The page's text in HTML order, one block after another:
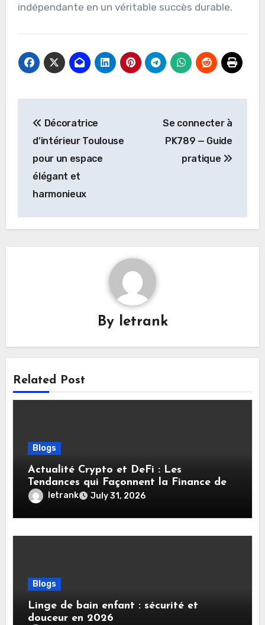
indépendante en un véritable succès durable.
navigation
Décoratrice
d’intérieur Toulouse
pour un espace
élégant et
harmonieux
Se connecter à
PK789 — Guide
pratique
By letrank
Related Post
Blogs
Actualité Crypto et DeFi : Les
Tendances qui Façonnent la Finance de
Demain
letrank July 31, 2026
Blogs
Linge de bain enfant : sécurité et
douceur en 2026